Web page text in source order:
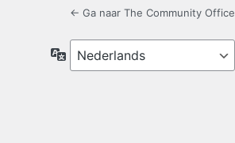
← Ga naar The Community Office
Taal